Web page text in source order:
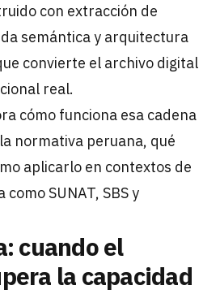
con extracción de
semántica y arquitectura
convierte el archivo digital
real.
cómo funciona esa cadena
normativa peruana, qué
aplicarlo en contextos de
SUNAT, SBS y
cuando el
la capacidad